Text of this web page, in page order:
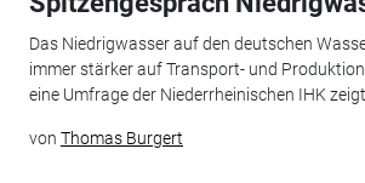
Das Niedrigwasser auf den deutschen
immer stärker auf Transport- und
eine Umfrage der Niederrheinischen IHK zeigt.
von Thomas Burgert